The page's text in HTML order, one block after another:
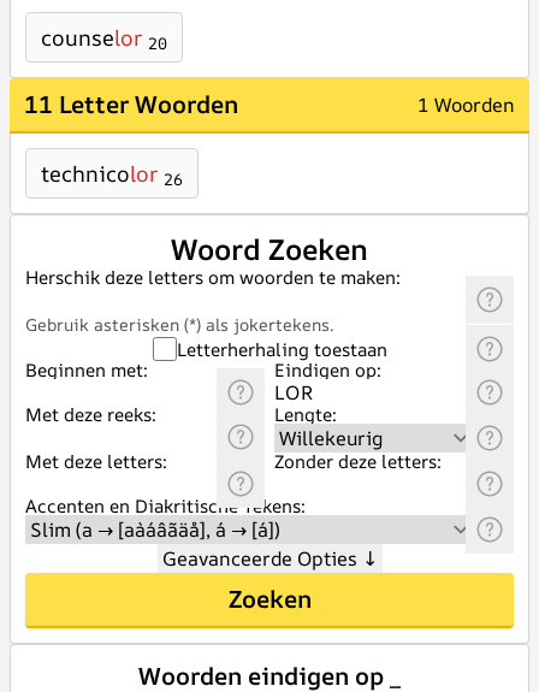
counselor 20
11 Letter Woorden 1 Woorden
technicolor 26
Woord Zoeken
Herschik deze letters om woorden te maken:
Gebruik asterisken (*) als jokertekens.
Letterherhaling toestaan
Beginnen met:
Eindigen op:
Met deze reeks:
Lengte:
Met deze letters:
Zonder deze letters:
Accenten en Diakritische Tekens:
Geavanceerde Opties ↓
Zoeken
Woorden eindigen op _